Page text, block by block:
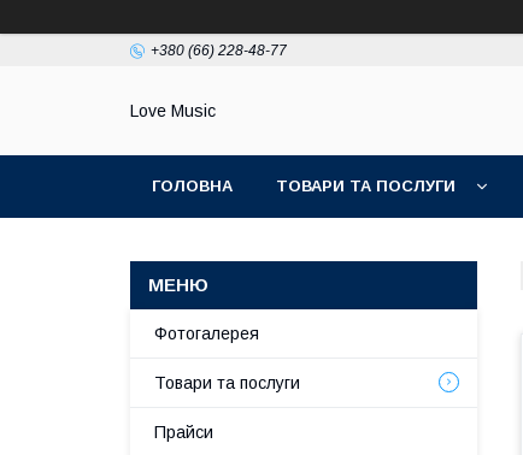
+380 (66) 228-48-77
Love Music
ГОЛОВНА ТОВАРИ ТА ПОСЛУГИ
Фотогалерея
Товари та послуги
Прайси